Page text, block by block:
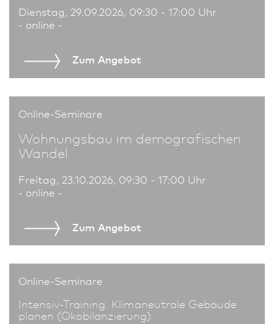
Dienstag, 29.09.2026, 09:30 - 17:00 Uhr
- online -
Zum An­ge­bot
Online-Seminare
Wohnungs­bau im demografischen
Wandel
Freitag, 23.10.2026, 09:30 - 17:00 Uhr
- online -
Zum An­ge­bot
Online-Seminare
Intensiv-Training: Klimaneutrale Gebäude
planen (Ökobilanzierung)